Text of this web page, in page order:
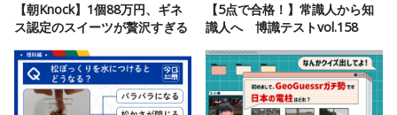
【朝Knock】1個88万円、ギネ
ス認定のスイーツが贅沢すぎる
【5点で合格！】常識人から知
識人へ 博識テストvol.158